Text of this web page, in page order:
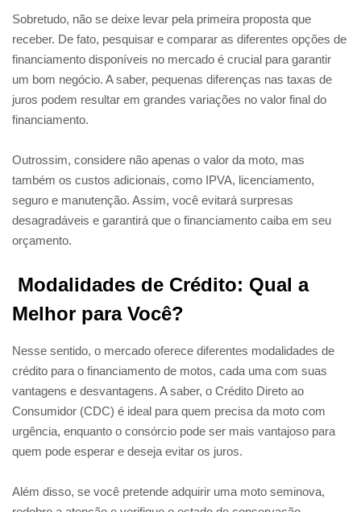
Sobretudo, não se deixe levar pela primeira proposta que
receber. De fato, pesquisar e comparar as diferentes opções de
financiamento disponíveis no mercado é crucial para garantir
um bom negócio. A saber, pequenas diferenças nas taxas de
juros podem resultar em grandes variações no valor final do
financiamento.
Outrossim, considere não apenas o valor da moto, mas
também os custos adicionais, como IPVA, licenciamento,
seguro e manutenção. Assim, você evitará surpresas
desagradáveis e garantirá que o financiamento caiba em seu
orçamento.
Modalidades de Crédito: Qual a
Melhor para Você?
Nesse sentido, o mercado oferece diferentes modalidades de
crédito para o financiamento de motos, cada uma com suas
vantagens e desvantagens. A saber, o Crédito Direto ao
Consumidor (CDC) é ideal para quem precisa da moto com
urgência, enquanto o consórcio pode ser mais vantajoso para
quem pode esperar e deseja evitar os juros.
Além disso, se você pretende adquirir uma moto seminova,